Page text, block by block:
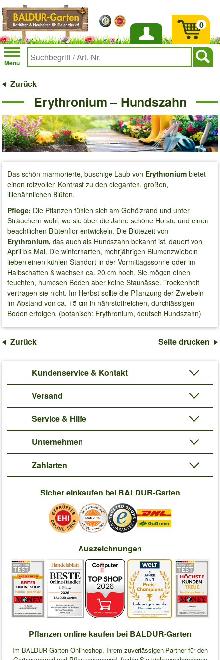
Anmelden
Menu
0
Zurück
Erythronium – Hundszahn
Das schön marmorierte, buschige Laub von Erythronium bietet
einen reizvollen Kontrast zu den eleganten, großen,
lilienähnlichen Blüten.
Pflege: Die Pflanzen fühlen sich am Gehölzrand und unter
Sträuchern wohl, wo sie über die Jahre schöne Horste und einen
beachtlichen Blütenflor entwickeln. Die Blütezeit von
Erythronium, das auch als Hundszahn bekannt ist, dauert von
April bis Mai. Die winterharten, mehrjährigen Blumenzwiebeln
lieben einen kühlen Standort in der Vormittagssonne oder im
Halbschatten & wachsen ca. 20 cm hoch. Sie mögen einen
feuchten, humosen Boden aber keine Staunässe. Trockenheit
vertragen sie nicht. Im Herbst sollte die Pflanzung der Zwiebeln
im Abstand von ca. 15 cm in nährstoffreichen, durchlässigen
Boden erfolgen. (botanisch: Erythronium, deutsch Hundszahn)
Zurück Seite drucken
Kundenservice & Kontakt
Versand
Service & Hilfe
Unternehmen
Zahlarten
Sicher einkaufen bei BALDUR-Garten
Auszeichnungen
Pflanzen online kaufen bei BALDUR-Garten
Im BALDUR-Garten Onlineshop, Ihrem zuverlässigen Partner für den